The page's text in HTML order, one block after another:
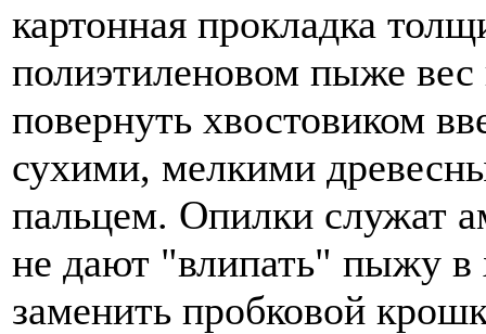
картонная прокладка
полиэтиленовом пыже
повернуть хвостовиком
сухими, мелкими
пальцем. Опилки служат
не дают "влипать" пыжу
заменить пробковой